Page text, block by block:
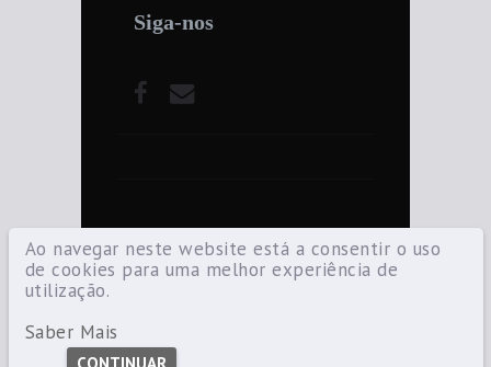
Ao navegar neste website está a consentir o uso
de cookies para uma melhor experiência de
utilização.
Saber Mais
Siga-nos
©2021 Diocese de Santarém — Todos os
direitos reservados.